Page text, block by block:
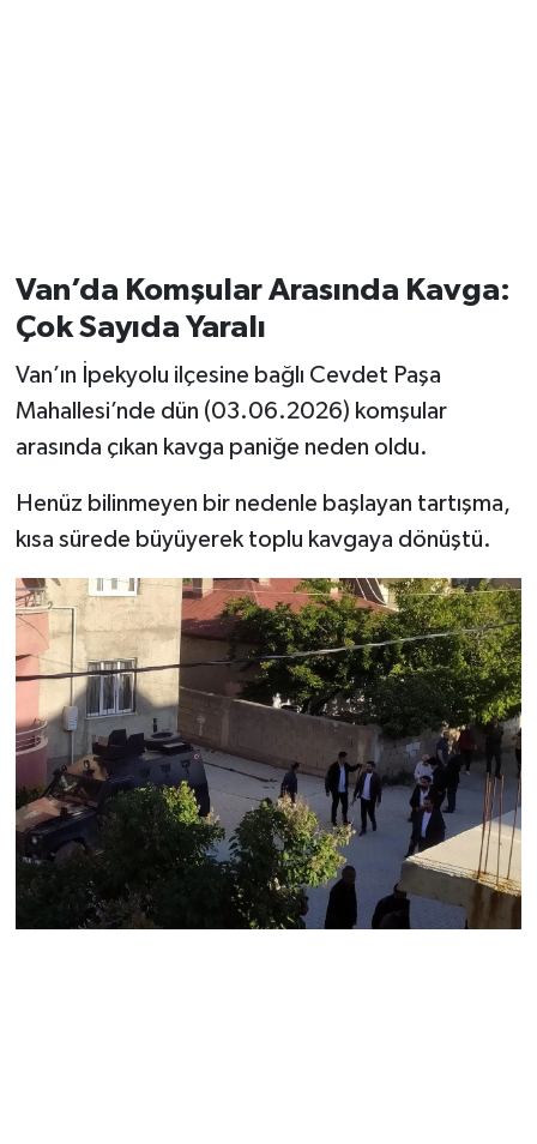
Van’da Komşular Arasında Kavga:
Çok Sayıda Yaralı
Van’ın İpekyolu ilçesine bağlı Cevdet Paşa
Mahallesi’nde dün (03.06.2026) komşular
arasında çıkan kavga paniğe neden oldu.
Henüz bilinmeyen bir nedenle başlayan tartışma,
kısa sürede büyüyerek toplu kavgaya dönüştü.